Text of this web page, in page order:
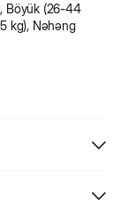
Böyük (26-44
kg), Nəhəng
aktiv həyat